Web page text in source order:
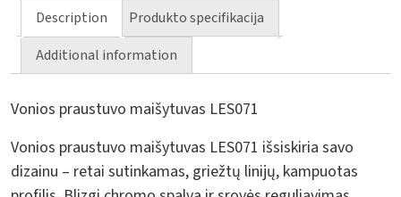
Description
Produkto specifikacija
Additional information
Vonios praustuvo maišytuvas LES071
Vonios praustuvo maišytuvas LES071 išsiskiria savo
dizainu – retai sutinkamas, griežtų linijų, kampuotas